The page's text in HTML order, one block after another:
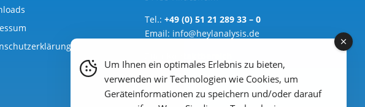
Tel.:+49 (0) 51 21 289 33 – 0
Email: info@heylanalysis.de
Um Ihnen ein optimales Erlebnis zu bieten,
verwenden wir Technologien wie Cookies, um
Geräteinformationen zu speichern und/oder darauf